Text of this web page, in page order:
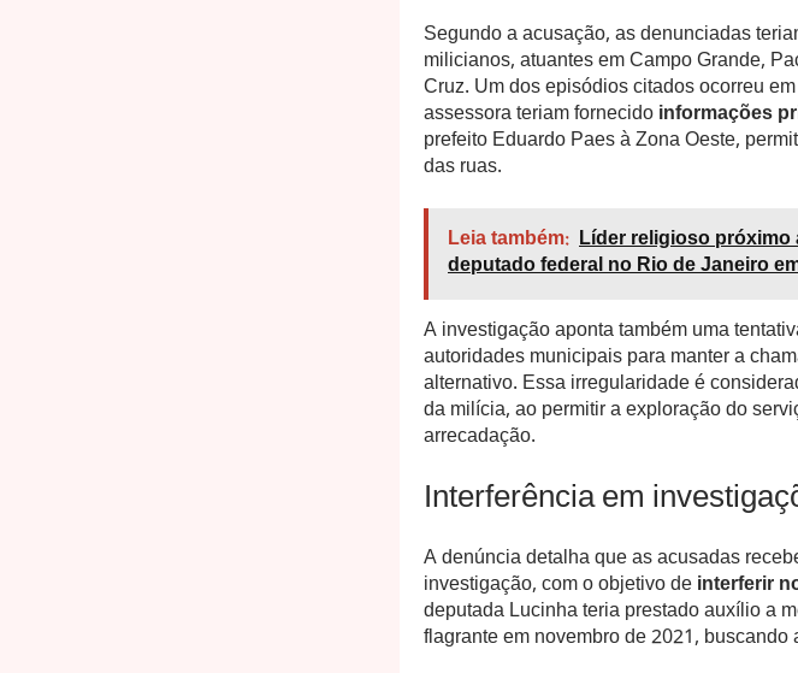
Segundo a acusação, as denunciadas
milicianos, atuantes em Campo Grande,
Cruz. Um dos episódios citados ocorreu
assessora teriam fornecidoinformações
prefeito Eduardo Paes à Zona Oeste,
das ruas.
Leia também: Líder religioso próximo
deputado federal no Rio de Janeiro
A investigação aponta também uma
autoridades municipais para manter a
alternativo. Essa irregularidade é
da milícia, ao permitir a exploração do
arrecadação.
Interferência em
A denúncia detalha que as acusadas
investigação, com o objetivo deinterferir
deputada Lucinha teria prestado auxílio a
flagrante em novembro de 2021, buscando